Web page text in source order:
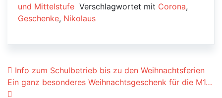
und Mittelstufe Verschlagwortet mit Corona,
Geschenke, Nikolaus
Beitrags-Navigation
Info zum Schulbetrieb bis zu den Weihnachtsferien
Ein ganz besonderes Weihnachtsgeschenk für die M1…